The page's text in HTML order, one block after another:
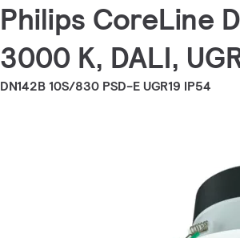
Philips CoreLine
3000 K, DALI,
DN142B 10S/830 PSD-E UGR19 IP54